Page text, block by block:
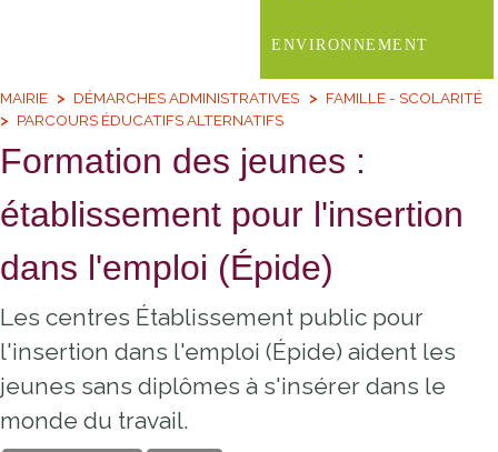
ENVIRONNEMENT
MAIRIE DÉMARCHES ADMINISTRATIVES
FAMILLE - SCOLARITÉ
PARCOURS ÉDUCATIFS ALTERNATIFS
Formation des jeunes :
établissement pour l'insertion
dans l'emploi (Épide)
Les centres Établissement public pour
l'insertion dans l'emploi (Épide) aident les
jeunes sans diplômes à s'insérer dans le
monde du travail.